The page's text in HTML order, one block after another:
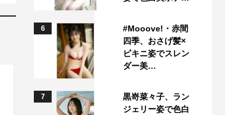
6
#Mooove!・赤間
四季、おさげ髪×
ビキニ姿でスレン
ダー美…
7
黒嵜菜々子、ラン
ジェリー姿で色白